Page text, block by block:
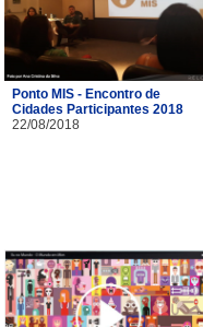
Ponto MIS - Encontro de
Cidades Participantes 2018
22/08/2018